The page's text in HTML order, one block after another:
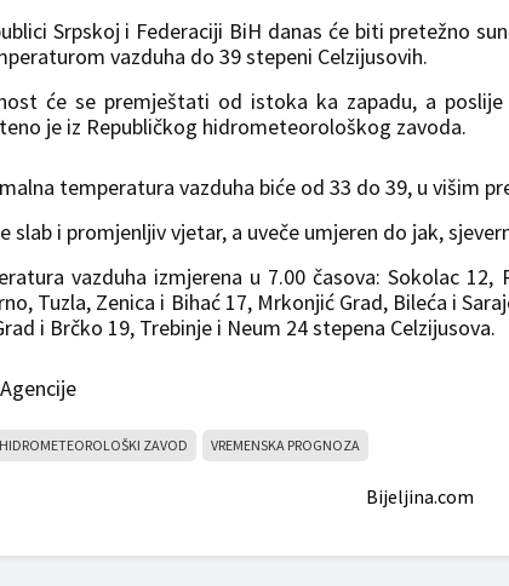
Srpskoj i Federaciji BiH danas će biti pretežno
vazduha do 39 stepeni Celzijusovih.
će se premještati od istoka ka zapadu, a
je iz Republičkog hidrometeorološkog zavoda.
temperatura vazduha biće od 33 do 39, u višim
slab i promjenljiv vjetar, a uveče umjeren do jak,
vazduha izmjerena u 7.00 časova: Sokolac
Tuzla, Zenica i Bihać 17, Mrkonjić Grad, Bileća i
i Brčko 19, Trebinje i Neum 24 stepena Celzijusova.
HIDROMETEOROLOŠKI ZAVOD VREMENSKA PROGNOZA
Bijeljina.com